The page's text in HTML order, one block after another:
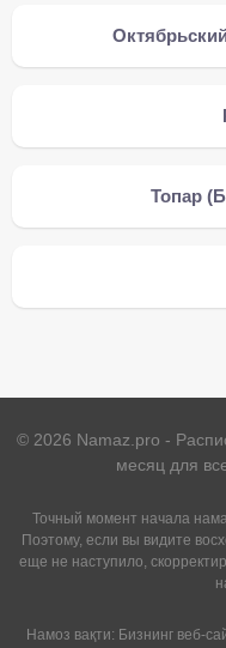
Топар
© 2026 Namaz.pro -
месяц для
Точный момент начала
Поэтому, если вы видите
еще не наступило,
Намоз вақти: Бизнинг веб-